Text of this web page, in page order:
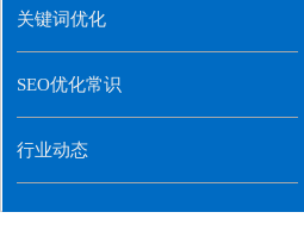
关键词优化
SEO优化常识
行业动态